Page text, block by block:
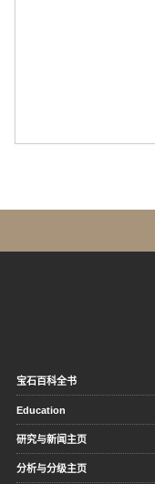
宝石百科全书
Education
研究与新闻主页
分析与分级主页